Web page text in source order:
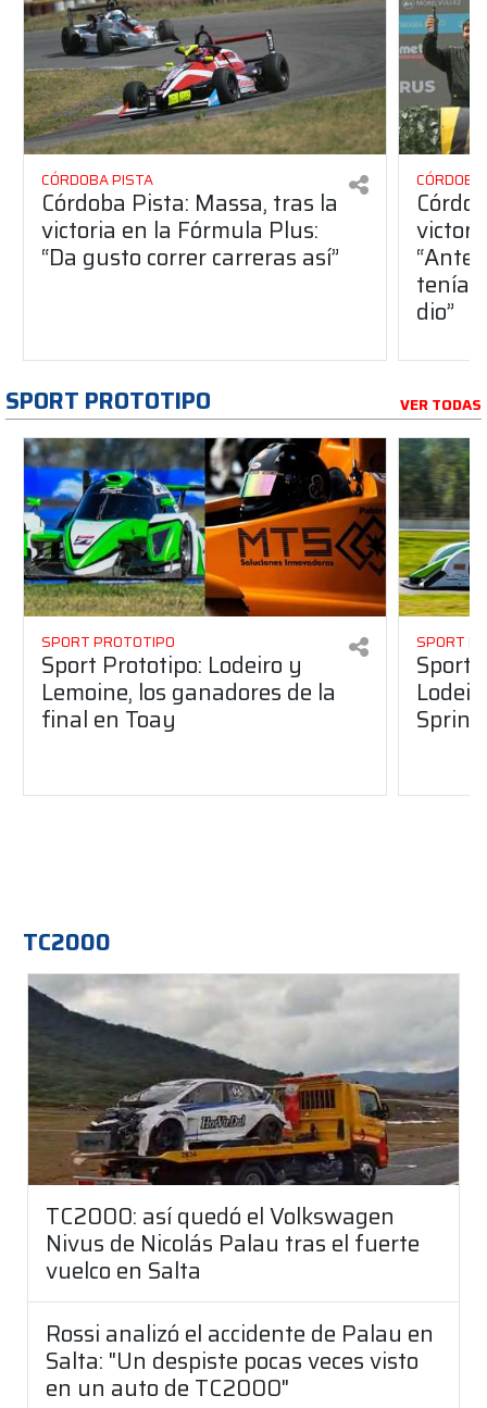
CÓRDOBA PISTA
Córdoba Pista: Massa, tras la
victoria en la Fórmula Plus:
“Da gusto correr carreras así”
dio”
SPORT PROTOTIPO VER TODAS
SPORT PROTOTIPO
Sport Prototipo: Lodeiro y
Lemoine, los ganadores de la
final en Toay
SPORT
Sport
Sprint
TC2000
TC2000: así quedó el Volkswagen
Nivus de Nicolás Palau tras el fuerte
vuelco en Salta
Rossi analizó el accidente de Palau en
Salta: "Un despiste pocas veces visto
en un auto de TC2000"